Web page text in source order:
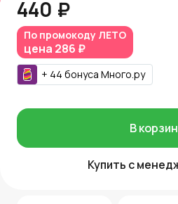
440 ₽
По промокоду ЛЕТО
цена 286 ₽
+ 44 бонуса Много.ру
В
Купить с
флористика, интерьер.
Артикул: 109-004-3GG
Покупка и доставка
Шнур можно купить на AzaliaNow
и Московской области. За
скидки на будущие заказы.
Дополнительная
Идеи для праздничного
новостях